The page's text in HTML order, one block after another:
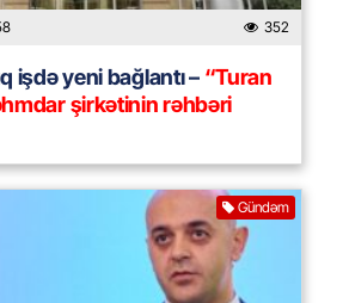
352
işdə yeni bağlantı –“Turan
şirkətinin rəhbəri
Gündəm